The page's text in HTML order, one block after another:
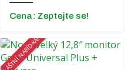
Cena: Zeptejte se!
ZVLÁŠTNÍ NABÍDKA!